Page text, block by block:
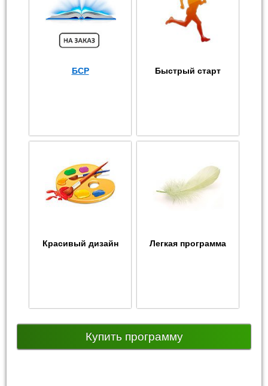
БСР Быстрый старт
Красивый дизайн Легкая программа
Купить программу